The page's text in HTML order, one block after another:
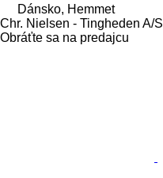
Dánsko, Hemmet
Chr. Nielsen - Tingheden A/S
Obráťte sa na predajcu